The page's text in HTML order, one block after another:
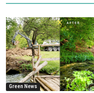
Green News